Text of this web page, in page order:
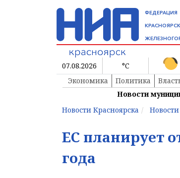
ФЕДЕРАЦИЯ
КРАСНОЯРСК
07.08.2026 °C
Экономика
Политика
Новости
Новости Красноярска
ЕС планирует
года